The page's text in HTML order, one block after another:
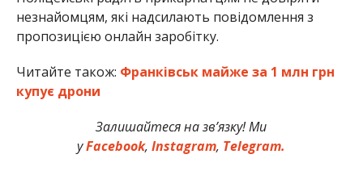
незнайомцям, які надсилають повідомлення з
пропозицією онлайн заробітку.
Читайте також: Франківськ майже за 1 млн грн
купує дрони
Залишайтеся на зв’язку! Ми
уFacebook,Instagram, Telegram.